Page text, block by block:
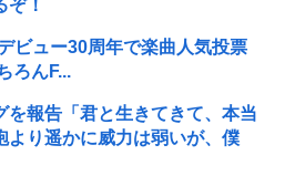
！
ビュー30周年で楽曲人気投票
ろんF...
を報告「君と生きてきて、本当
より遥かに威力は弱いが、僕